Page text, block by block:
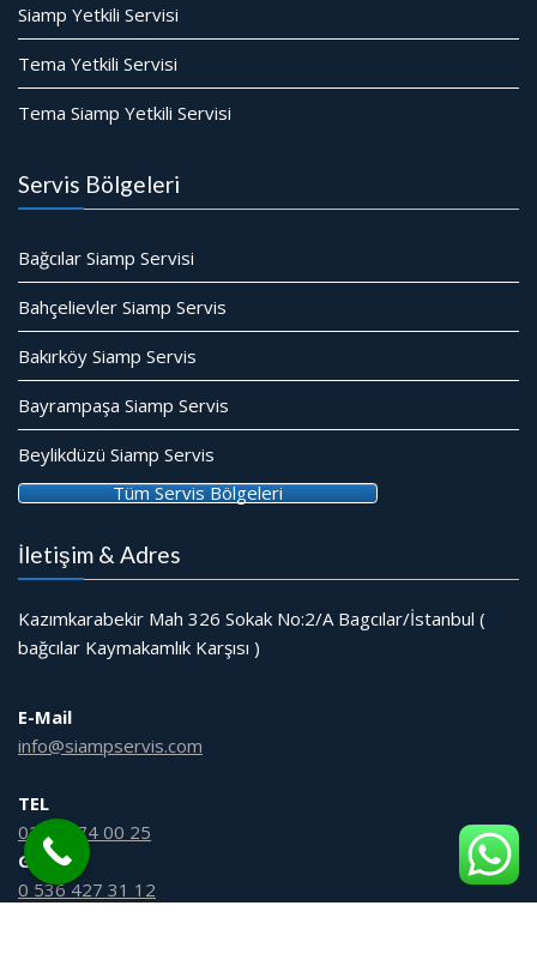
Siamp Yetkili Servisi
Tema Yetkili Servisi
Tema Siamp Yetkili Servisi
Servis Bölgeleri
Bağcılar Siamp Servisi
Bahçelievler Siamp Servis
Bakırköy Siamp Servis
Bayrampaşa Siamp Servis
Beylikdüzü Siamp Servis
Tüm Servis Bölgeleri
İletişim & Adres
Kazımkarabekir Mah 326 Sokak No:2/A Bagcılar/İstanbul (
bağcılar Kaymakamlık Karşısı )
E-Mail
info@siampservis.com
TEL
0212 474 00 25
GSM
0 536 427 31 12